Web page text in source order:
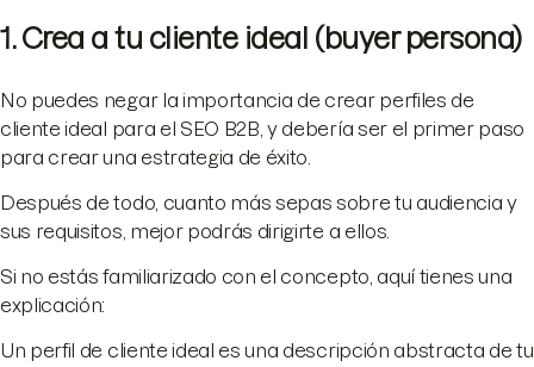
1. Crea a tu cliente ideal (buyer persona)
No puedes negar la importancia de crear perfiles de
cliente ideal para el SEO B2B, y debería ser el primer paso
para crear una estrategia de éxito.
Después de todo, cuanto más sepas sobre tu audiencia y
sus requisitos, mejor podrás dirigirte a ellos.
Si no estás familiarizado con el concepto, aquí tienes una
explicación:
Un perfil de cliente ideal es una descripción abstracta de tu